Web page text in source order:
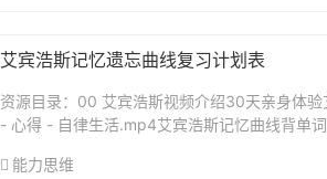
艾宾浩斯记忆遗忘曲线复习计划表
资源目录：00 艾宾浩斯视频介绍30天亲身体
- 心得 - 自律生活.mp4艾宾浩斯记忆曲线背单
能力思维